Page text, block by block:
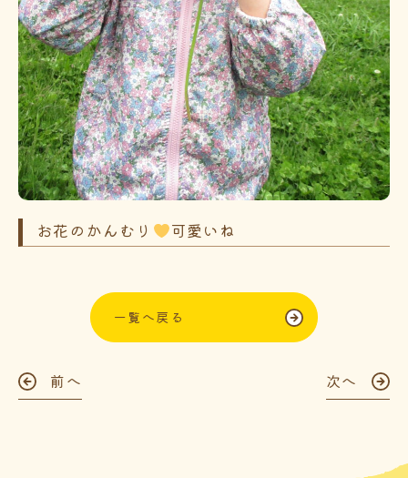
お花のかんむり 可愛いね
一覧へ戻る
前へ 次へ